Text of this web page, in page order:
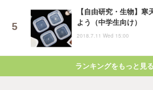
【自由研究・生物】
よう（中学生向け）
2018.7.11 Wed 15:00
ランキングをもっと見る